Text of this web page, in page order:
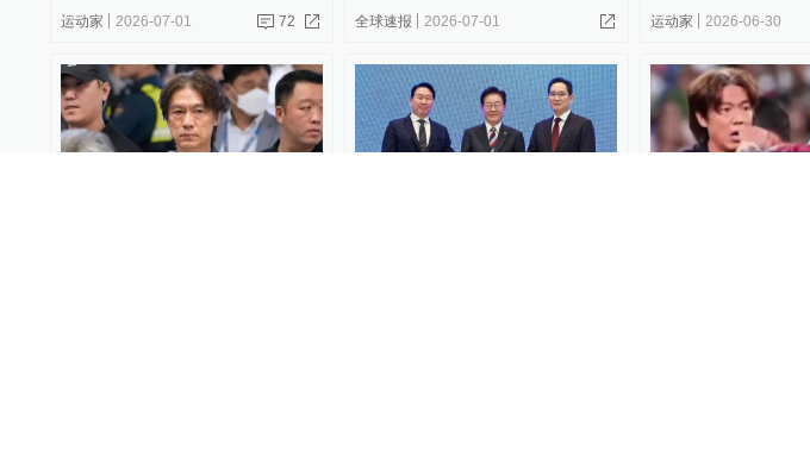
运动家 2026-07-01 72 全球速报 2026-07-01 运动家 2026-06-30